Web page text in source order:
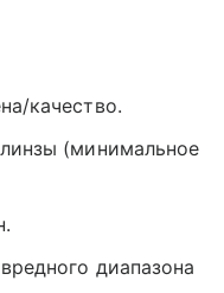
качество.
(минимальное
диапазона